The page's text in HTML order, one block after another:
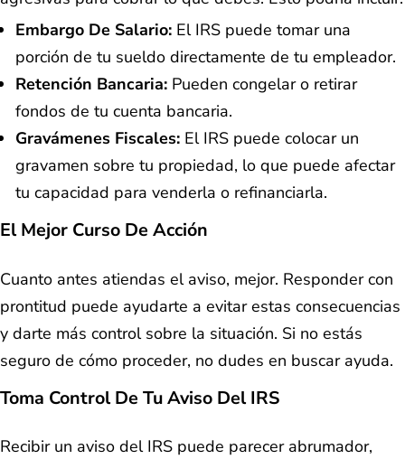
Embargo De Salario: El IRS puede tomar una
porción de tu sueldo directamente de tu empleador.
Retención Bancaria: Pueden congelar o retirar
fondos de tu cuenta bancaria.
Gravámenes Fiscales: El IRS puede colocar un
gravamen sobre tu propiedad, lo que puede afectar
tu capacidad para venderla o refinanciarla.
El Mejor Curso De Acción
Cuanto antes atiendas el aviso, mejor. Responder con
prontitud puede ayudarte a evitar estas consecuencias
y darte más control sobre la situación. Si no estás
seguro de cómo proceder, no dudes en buscar ayuda.
Toma Control De Tu Aviso Del IRS
Recibir un aviso del IRS puede parecer abrumador,